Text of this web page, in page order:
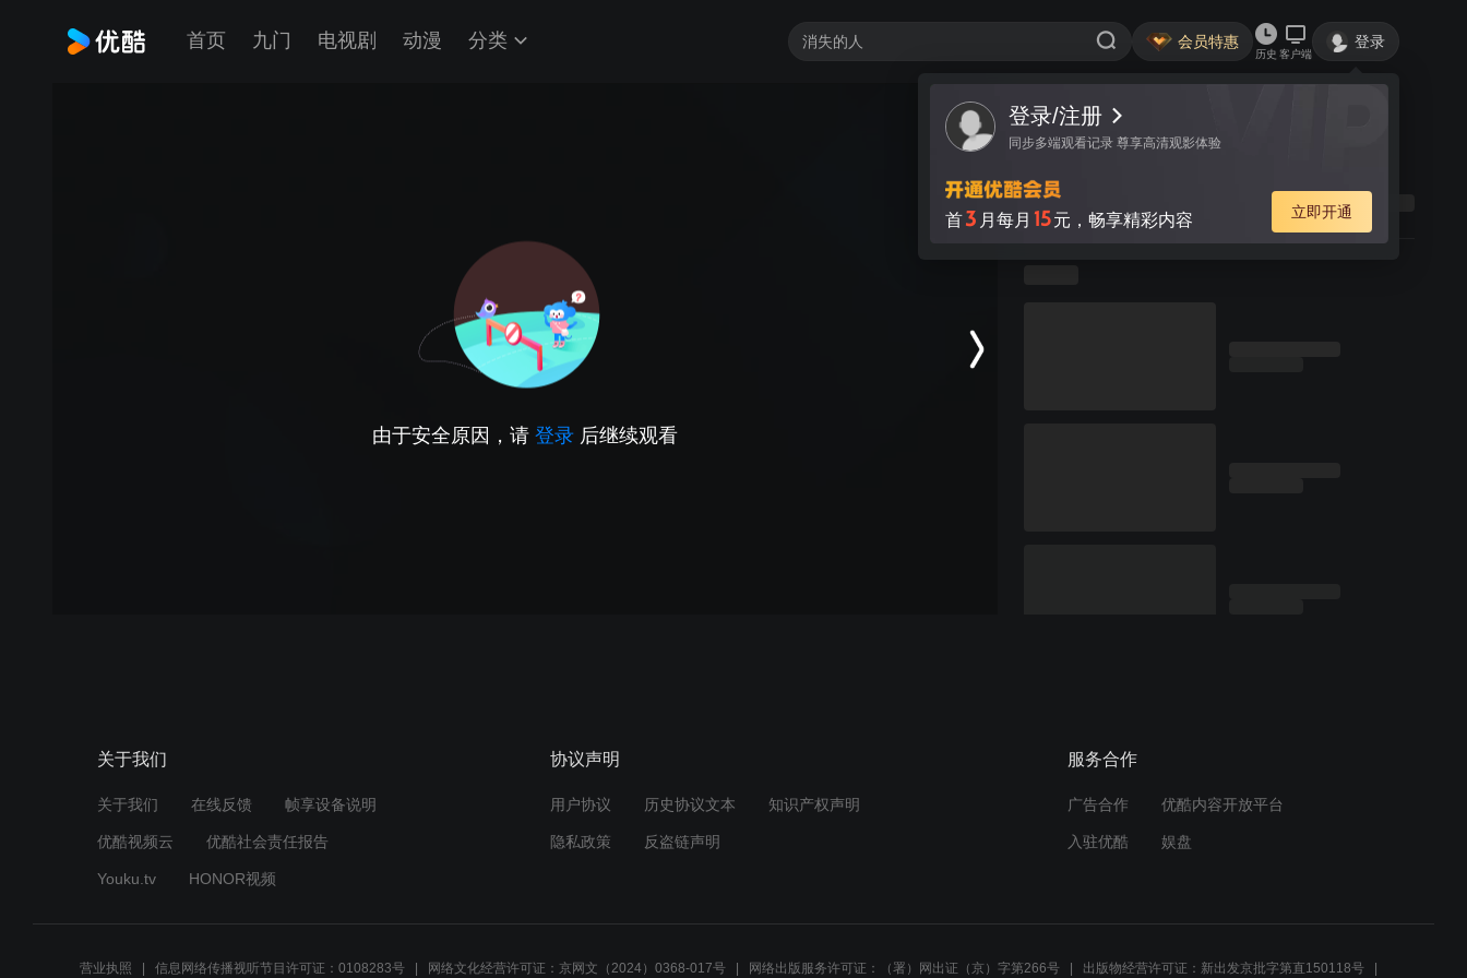
首页 九门 电视剧 动漫 分类 会员特惠
历史 客户端
登录
登录/注册
同步多端观看记录 尊享高清观影体验
首3 月每月 15元，畅享精彩内容 立即开通
由于安全原因，请 登录 后继续观看
关于我们
关于我们 在线反馈 帧享设备说明
优酷视频云 优酷社会责任报告
Youku.tv HONOR视频
协议声明
用户协议 历史协议文本 知识产权声明
隐私政策 反盗链声明
服务合作
广告合作 优酷内容开放平台
入驻优酷 娱盘
营业执照 信息网络传播视听节目许可证：0108283号 网络文化经营许可证：京网文（2024）0368-017号 网络出版服务许可证：（署）网出证（京）字第266号 出版物经营许可证：新出发京批字第直150118号